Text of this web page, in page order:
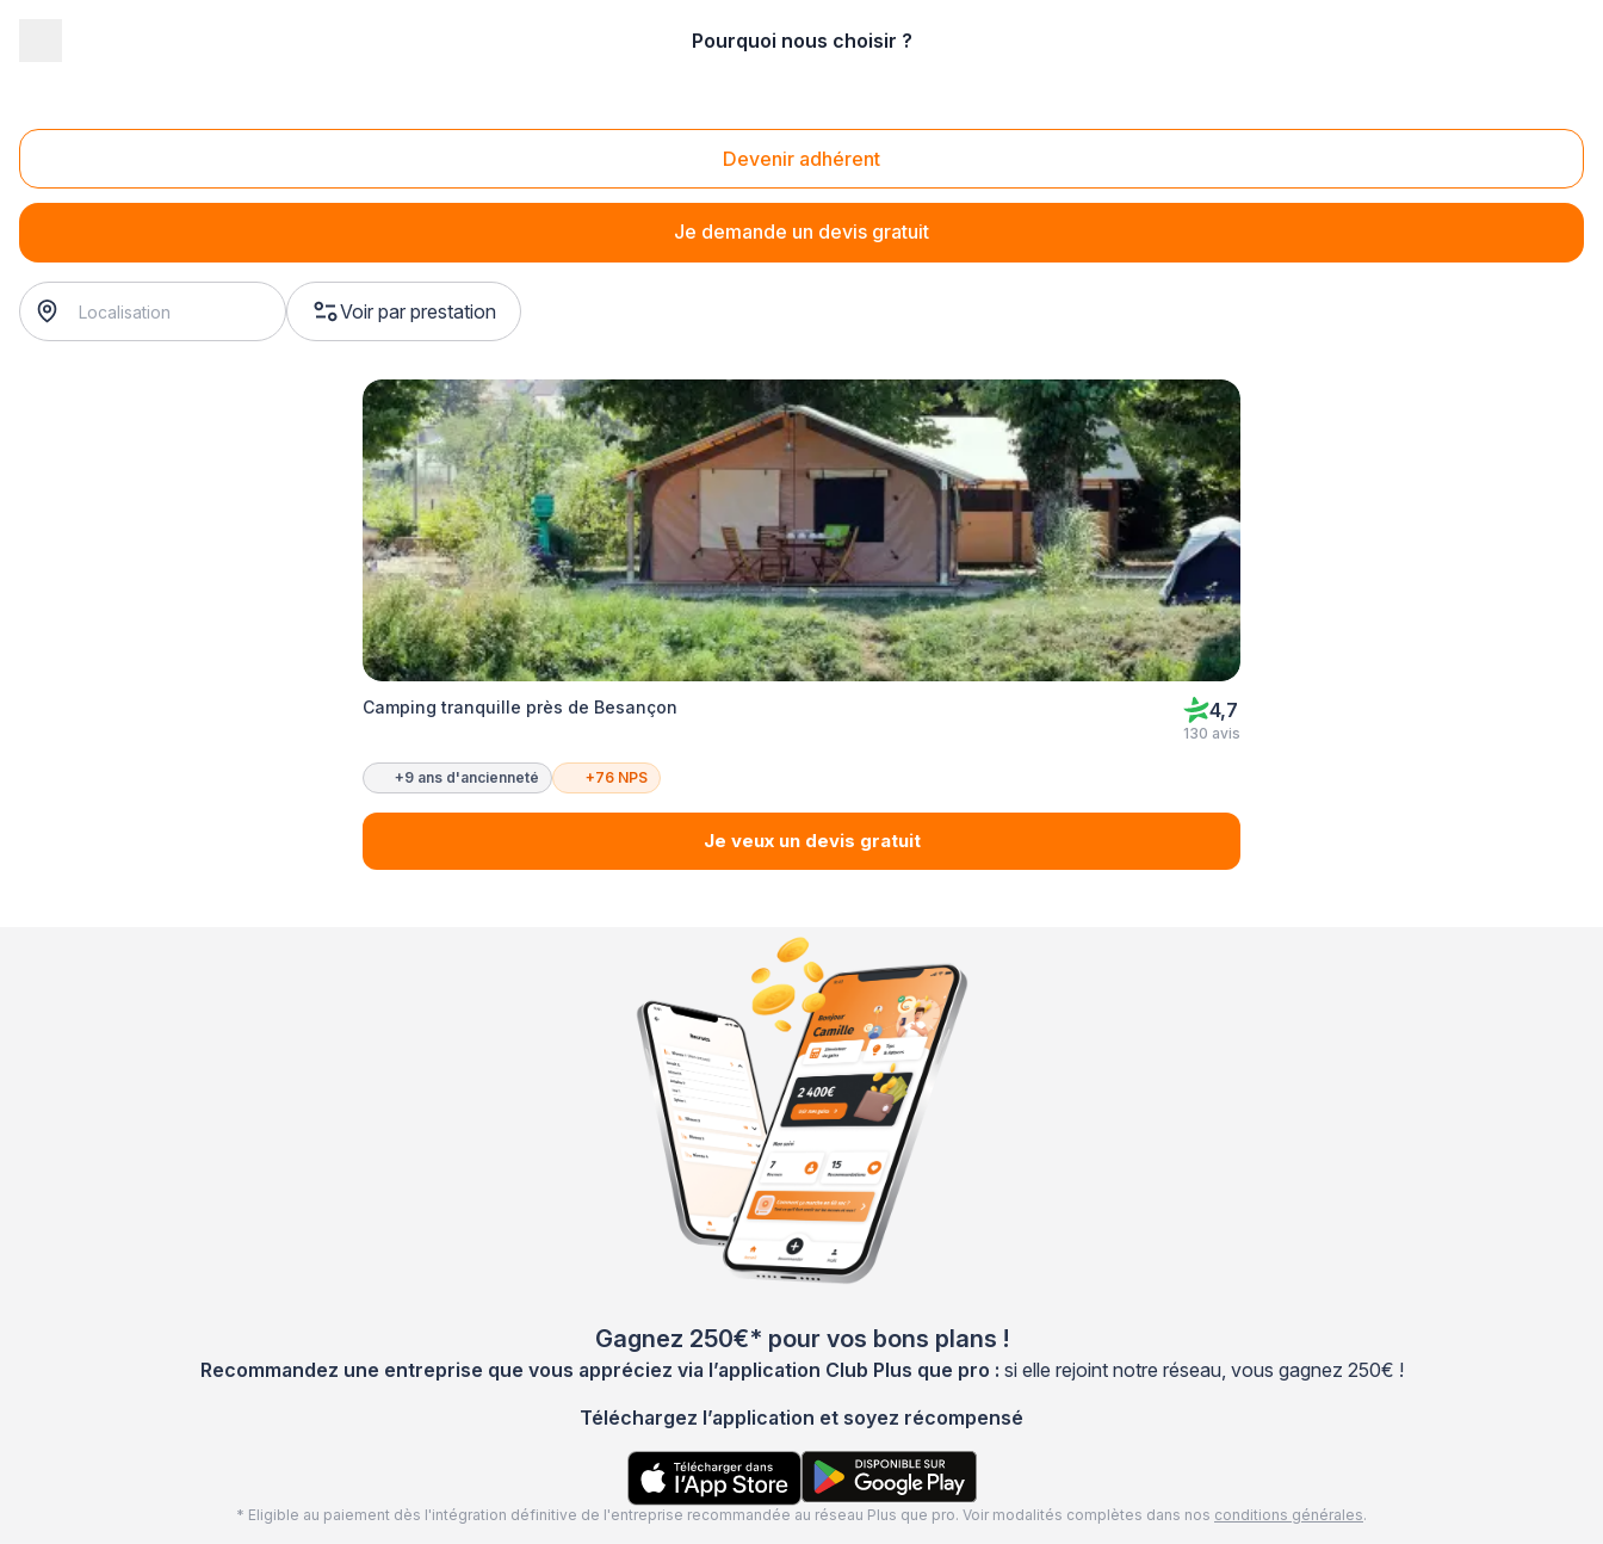
Pourquoi nous choisir ?
Devenir adhérent
Je demande un devis gratuit
Location d'hébergements en camping
Location d'hébergements en camping
Voir par prestation
Camping tranquille près de Besançon 4,7
130 avis
+9 ans d'ancienneté +76 NPS
Je veux un devis gratuit
Gagnez 250€* pour vos bons plans !
Recommandez une entreprise que vous appréciez via l’application Club Plus que pro : si elle rejoint notre réseau, vous gagnez 250€ !
Téléchargez l’application et soyez récompensé
* Eligible au paiement dès l'intégration définitive de l'entreprise recommandée au réseau Plus que pro. Voir modalités complètes dans nos conditions générales.